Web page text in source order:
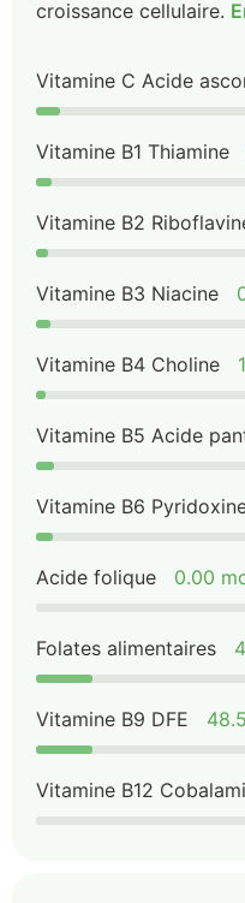
croissance cellulaire.
Vitamine C Acide
Vitamine B1 Thiamine
Vitamine B2
Vitamine B3 Niacine
Vitamine B4 Choline
Vitamine B5 Acide
Vitamine B6
Acide folique 0.00
Folates alimentaires
Vitamine B9 DFE
Vitamine B12